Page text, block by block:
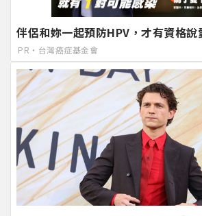
伴侶和妳一起預防HPV，才有資格說
PR・台灣癌症基金會